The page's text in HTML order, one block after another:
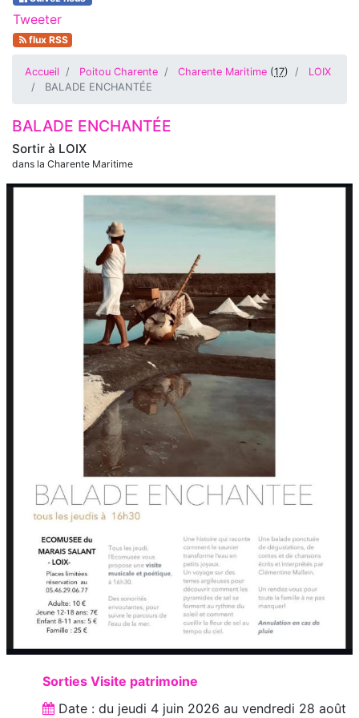
Tweeter
flux RSS
Accueil Poitou Charente Charente Maritime (17)
LOIX
BALADE ENCHANTÉE
Sortir à LOIX
dans la Charente Maritime
BALADE ENCHANTÉE
Sorties Visite patrimoine
Date : du jeudi 4 juin 2026 au vendredi 28 août